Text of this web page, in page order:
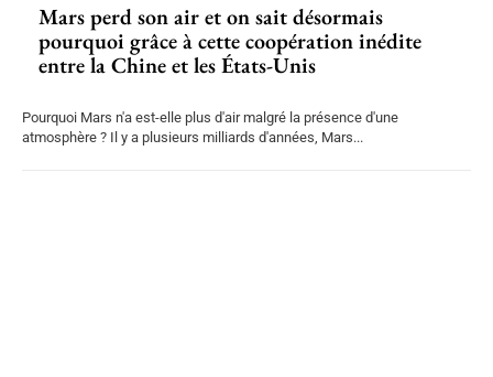
Mars perd son air et on sait désormais
pourquoi grâce à cette coopération inédite
entre la Chine et les États-Unis
Pourquoi Mars n'a est-elle plus d'air malgré la présence d'une
atmosphère ? Il y a plusieurs milliards d'années, Mars...